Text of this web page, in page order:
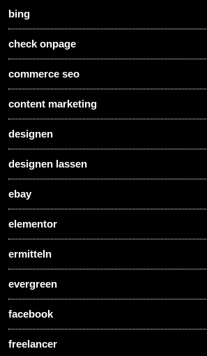
bing
check onpage
commerce seo
content marketing
designen
designen lassen
ebay
elementor
ermitteln
evergreen
facebook
freelancer